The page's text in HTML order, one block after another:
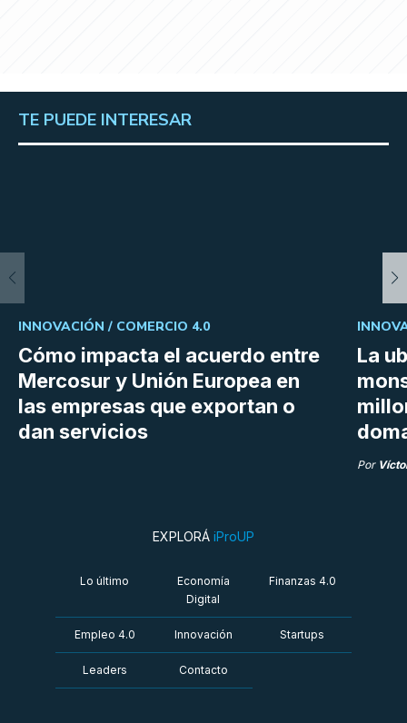
TE PUEDE INTERESAR
Cómo impacta el acuerdo entre
Mercosur y Unión Europea en
las empresas que exportan o
dan servicios
INNOVACIÓN / COMERCIO 4.0
La
Por
EXPLORÁ iProUP
Lo último
Economía
Digital
Finanzas 4.0
Empleo 4.0 Innovación Startups
Leaders Contacto